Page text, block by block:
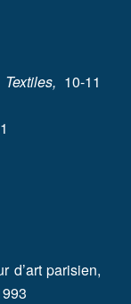
10-11
d’art parisien,